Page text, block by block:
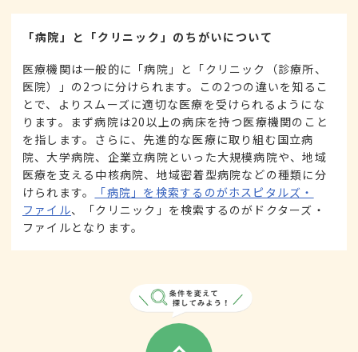
「病院」と「クリニック」のちがいについて
医療機関は一般的に「病院」と「クリニック（診療所、
医院）」の2つに分けられます。この2つの違いを知るこ
とで、よりスムーズに適切な医療を受けられるようにな
ります。まず病院は20以上の病床を持つ医療機関のこと
を指します。さらに、先進的な医療に取り組む国立病
院、大学病院、企業立病院といった大規模病院や、地域
医療を支える中核病院、地域密着型病院などの種類に分
けられます。
「病院」を検索するのがホスピタルズ・
ファイル、「クリニック」を検索するのがドクターズ・
ファイルとなります。